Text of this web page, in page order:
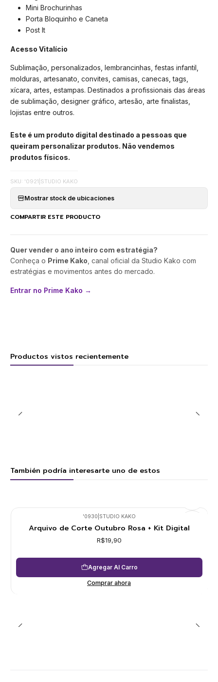
Mini Brochurinhas
Porta Bloquinho e Caneta
Post It
Acesso Vitalício
Sublimação, personalizados, lembrancinhas, festas infantil,
molduras, artesanato, convites, camisas, canecas, tags,
xícara, artes, estampas. Destinados a profissionais das áreas
de sublimação, designer gráfico, artesão, arte finalistas,
lojistas entre outros.
Este é um produto digital destinado a pessoas que
queiram personalizar produtos. Não vendemos
produtos físicos.
SKU: '0921 STUDIO KAKO
Mostrar stock de ubicaciones
COMPARTIR ESTE PRODUCTO
Quer vender o ano inteiro com estratégia?
Conheça o Prime Kako , canal oficial da Studio Kako com
estratégias e movimentos antes do mercado.
Entrar no Prime Kako →
Productos vistos recientemente
También podría interesarte uno de estos
'0930 STUDIO KAKO
Arquivo de Corte Outubro Rosa + Kit Digital
R$19,90
Agregar Al Carro
Comprar ahora